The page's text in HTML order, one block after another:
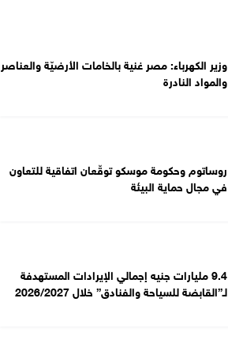
وزير الكهرباء: مصر غنية بالخامات الأرضيّة والعناصر
والمواد النادرة
روساتوم وحكومة موسكو توقّعان اتفاقية للتعاون
في مجال حماية البيئة
9.4 مليارات جنيه إجمالي الإيرادات المستهدفة
لـ”القابضة للسياحة والفنادق” خلال 2026/2027